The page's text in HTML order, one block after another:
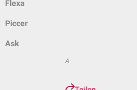
Flexa
Piccer
Ask
A